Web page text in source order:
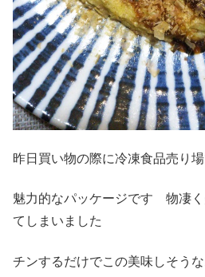
昨日買い物の際に冷凍食品売り
魅力的なパッケージです 物凄
てしまいました
チンするだけでこの美味しそう